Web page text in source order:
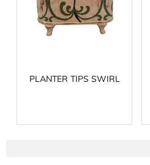
PLANTER TIPS SWIRL